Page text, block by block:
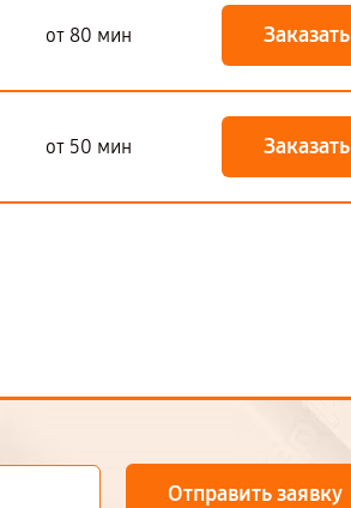
от 80 мин Заказать
от 50 мин Заказать
Отправить заявку